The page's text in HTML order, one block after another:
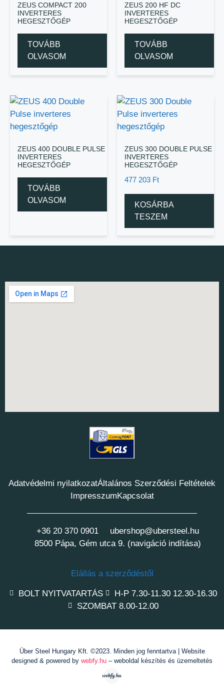
ZEUS COMPACT 200
INVERTERES
HEGESZTŐGÉP
TOVÁBB
OLVASOM
ZEUS 200 HF DC
INVERTERES
HEGESZTŐGÉP
TOVÁBB
OLVASOM
ZEUS 400 DOUBLE PULSE
INVERTERES
HEGESZTŐGÉP
TOVÁBB
OLVASOM
ZEUS 300 DOUBLE PULSE
INVERTERES
HEGESZTŐGÉP
477 203 Ft
KOSÁRBA
TESZEM
Adatvédelmi nyilatkozatÁltalános Szerződési Feltételek
ImpresszumKapcsolat
+36 20 370 0901
ubershop@ubersteel.hu
8500 Pápa, Gém utca 9. (navigáció indítása)
Elállás a szerződéstől
BOLT NYITVATARTÁS
H-P 7.30-11.30 12.30-16.30
SZOMBAT 8.00-12.00
Über Steel Hungary Kft. ©2023. Minden jog fenntartva | Website
designed & powered by webfy.hu – weboldal készítés és üzemeltetés